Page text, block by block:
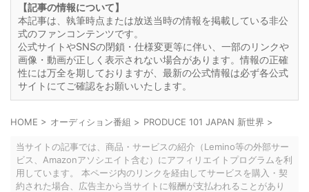
【記事の情報について】
本記事は、執筆時点または放送当時の情報を掲載している非公
式のファンコンテンツです。
公式サイトやSNSの閉鎖・仕様変更等に伴い、一部のリンクや
画像・動画が正しく表示されない場合があります。情報の正確
性には万全を期しておりますが、最新の公式情報は必ず各公式
サイトにてご確認をお願いいたします。
HOME > オーディション番組 > PRODUCE 101 JAPAN 新世界 >
当サイトの記事では、商品・サービスの紹介（Lemino等の外部サー
ビス、Amazonアソシエイト含む）にアフィリエイトプログラムを利
用しています。 本ページ内のリンクを経由してサービスを購入・契
約された場合、広告主から当サイトに報酬が支払われることがあり